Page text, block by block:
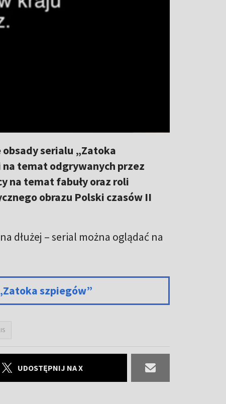
serialu „Zatoka
temat odgrywanych przez
na temat fabuły oraz roli
obrazu Polski czasów II
dłużej – serial można oglądać na
szpiegów”
UDOSTĘPNIJ NA X